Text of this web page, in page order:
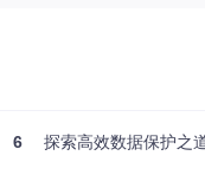
安全性。
6 探索高效数据保护之